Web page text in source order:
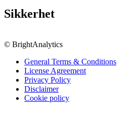
Sikkerhet
© BrightAnalytics
General Terms & Conditions
License Agreement
Privacy Policy
Disclaimer
Cookie policy